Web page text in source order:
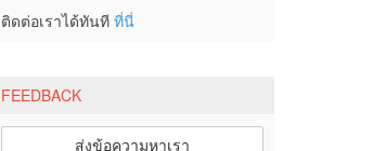
ติดต่อเราได้ทันที ที่นี่
FEEDBACK
ส่งข้อความหาเรา